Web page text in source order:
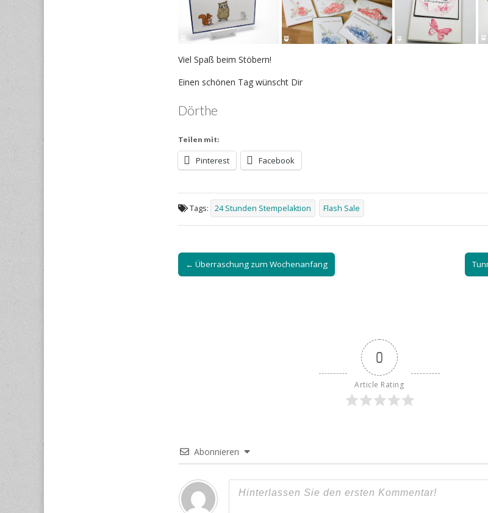
Viel Spaß beim Stöbern!
Einen schönen Tag wünscht Dir
Dörthe
Teilen mit:
Pinterest Facebook
Tags: 24 Stunden Stempelaktion Flash Sale
Post
navigation
← Überraschung zum Wochenanfang
0
Article Rating
Abonnieren